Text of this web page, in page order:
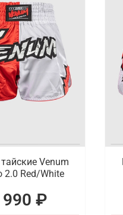
Venum
2.0 Red/White
990 ₽